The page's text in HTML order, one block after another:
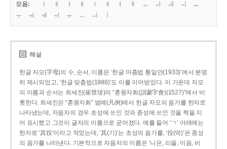
모음:
ㅏ ㅐ ㅑ ㅒ ㅓ ㅔ ㅕ ㅖ ㅗ ㅘ ㅙ ㅚ
ㅛ
ㅜ
ㅝ ㅞ ㅟ ㅠ ㅡ ㅢ
해설
한글 자모(字母)의 수, 순서, 이름은 ‘한글 마춤법 통일안(1933)’에서 분명
히 제시되었고, ‘한글 맞춤법(1988)’도 이를 이어받았다. 이 가운데 자모
의 이름과 순서는 최세진(崔世珍)의 “훈몽자회(訓蒙字會)(1527)”에서 비
롯한다. 최세진은 “훈몽자회” 범례(凡例)에서 한글 자모의 음가를 한자로
나타냈는데, 자음자의 경우 초성에 쓰인 것과 종성에 쓰인 것을 짝을 지
어 표시했고 그것이 글자의 이름으로 굳어졌다. 예를 들어 ‘ㄱ’ 아래에는
한자로 ‘其役’이라고 적었는데, ‘其(기)’는 초성의 음가를, ‘役(역)’은 종성
의 음가를 나타낸다. 기본적으로 자음자의 이름은 ‘니은, 리을, 미음, 비